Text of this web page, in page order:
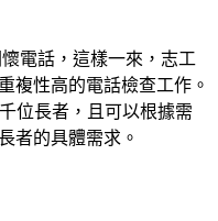
電話，這樣一來，志工
複性高的電話檢查工作。
位長者，且可以根據需
者的具體需求。